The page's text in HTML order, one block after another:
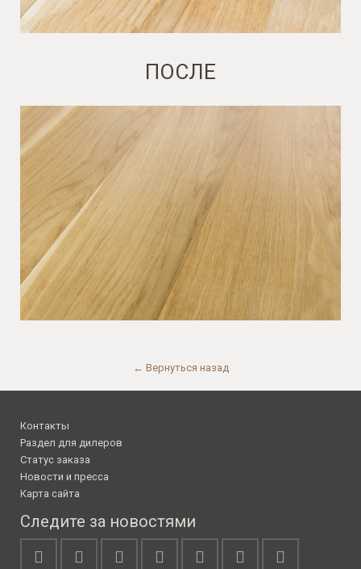
ПОСЛЕ
← Вернуться назад
Контакты
Раздел для дилеров
Статус заказа
Новости и пресса
Карта сайта
Следите за новостями